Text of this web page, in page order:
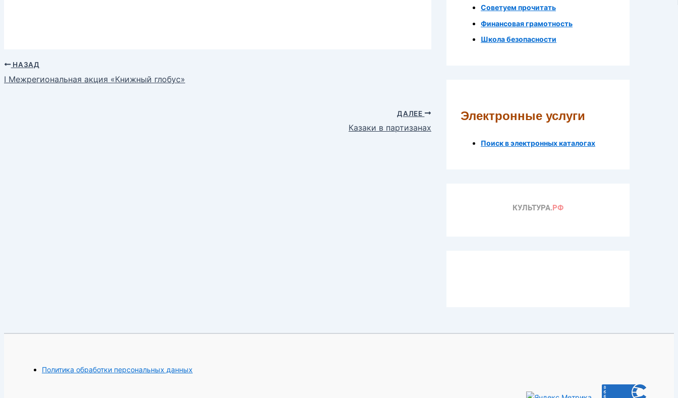
НАЗАД
I Межрегиональная акция «Книжный глобус»
ДАЛЕЕ
Казаки в партизанах
Советуем прочитать
Финансовая грамотность
Школа безопасности
Электронные услуги
Поиск в электронных каталогах
Политика обработки персональных данных